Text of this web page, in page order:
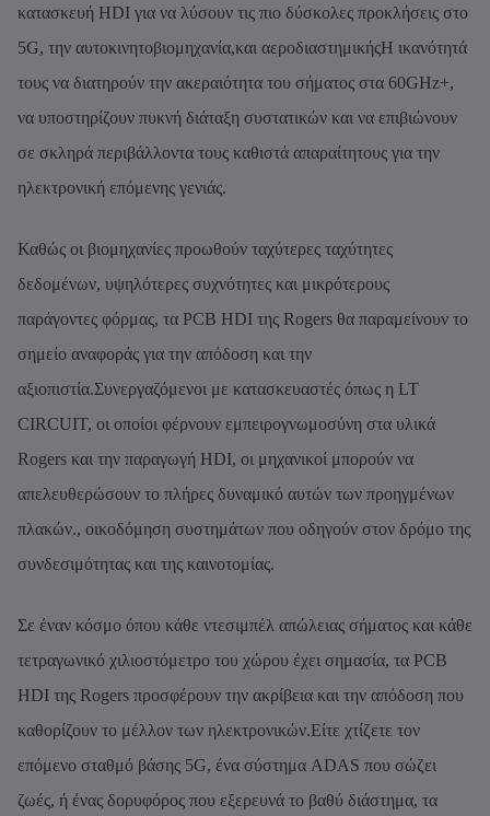
κατασκευή HDI για να λύσουν τις πιο δύσκολες προκλήσεις στο
5G, την αυτοκινητοβιομηχανία,και αεροδιαστημικήςΗ ικανότητά
τους να διατηρούν την ακεραιότητα του σήματος στα 60GHz+,
να υποστηρίζουν πυκνή διάταξη συστατικών και να επιβιώνουν
σε σκληρά περιβάλλοντα τους καθιστά απαραίτητους για την
ηλεκτρονική επόμενης γενιάς.
Καθώς οι βιομηχανίες προωθούν ταχύτερες ταχύτητες
δεδομένων, υψηλότερες συχνότητες και μικρότερους
παράγοντες φόρμας, τα PCB HDI της Rogers θα παραμείνουν το
σημείο αναφοράς για την απόδοση και την
αξιοπιστία.Συνεργαζόμενοι με κατασκευαστές όπως η LT
CIRCUIT, οι οποίοι φέρνουν εμπειρογνωμοσύνη στα υλικά
Rogers και την παραγωγή HDI, οι μηχανικοί μπορούν να
απελευθερώσουν το πλήρες δυναμικό αυτών των προηγμένων
πλακών., οικοδόμηση συστημάτων που οδηγούν στον δρόμο της
συνδεσιμότητας και της καινοτομίας.
Σε έναν κόσμο όπου κάθε ντεσιμπέλ απώλειας σήματος και κάθε
τετραγωνικό χιλιοστόμετρο του χώρου έχει σημασία, τα PCB
HDI της Rogers προσφέρουν την ακρίβεια και την απόδοση που
καθορίζουν το μέλλον των ηλεκτρονικών.Είτε χτίζετε τον
επόμενο σταθμό βάσης 5G, ένα σύστημα ADAS που σώζει
ζωές, ή ένας δορυφόρος που εξερευνά το βαθύ διάστημα, τα